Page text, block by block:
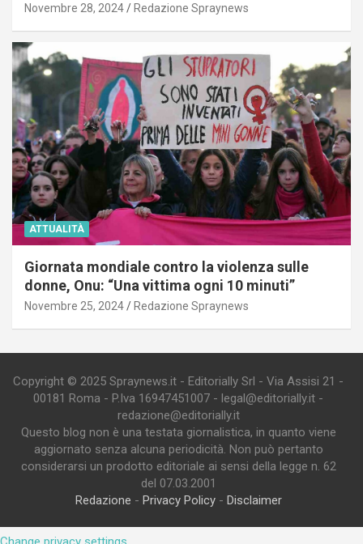
Novembre 28, 2024 Redazione Spraynews
ATTUALITÀ
Giornata mondiale contro la violenza sulle
donne, Onu: “Una vittima ogni 10 minuti”
Novembre 25, 2024 Redazione Spraynews
Copyright © 2025 Spraynews.it - Editorially Srl - Via Assisi 21 -
00181 Roma - P.Iva 16947451007 - legal@editorially.it -
redazione@editorially.it
Questo blog non è una testata giornalistica, in quanto viene
aggiornato senza alcuna periodicità. Non può pertanto
considerarsi un prodotto editoriale ai sensi della legge n. 62
del 07.03.2001
Redazione - Privacy Policy- Disclaimer